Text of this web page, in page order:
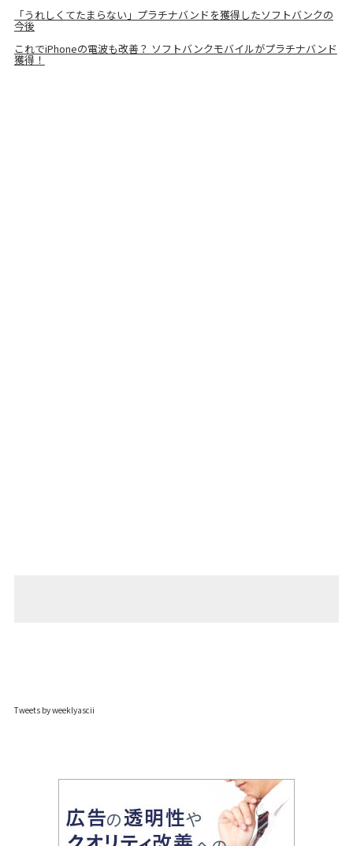
「うれしくてたまらない」プラチナバンドを獲得したソフトバンクの
今後
これでiPhoneの電波も改善？ ソフトバンクモバイルがプラチナバンド
獲得！
Tweets by weeklyascii